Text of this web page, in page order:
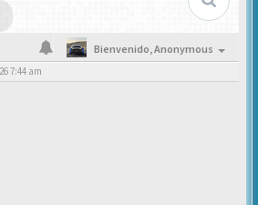
Bienvenido,Anonymous
7:44 am